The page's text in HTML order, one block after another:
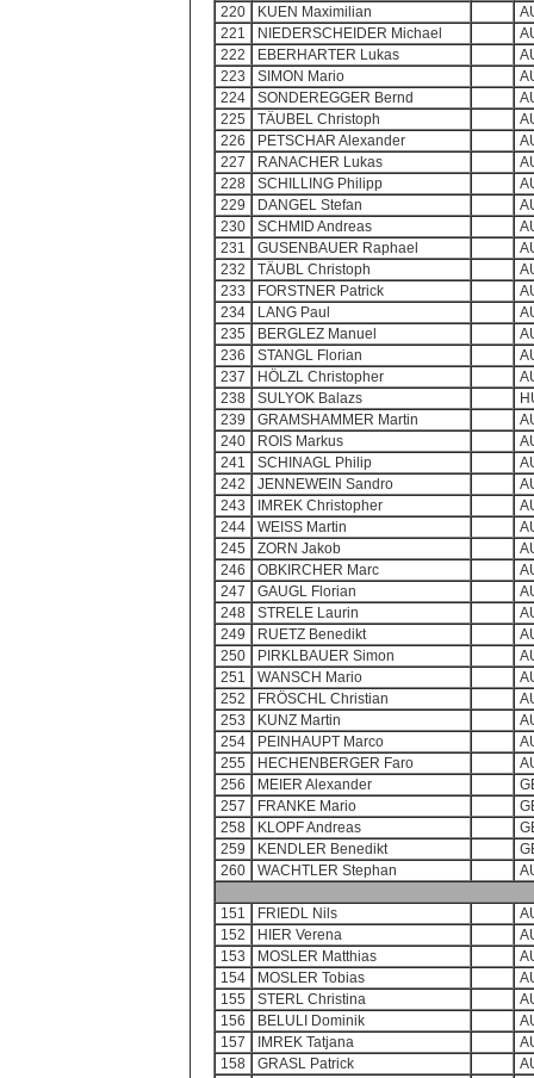
220
KUEN Maximilian
221
NIEDERSCHEIDER Michael
222
EBERHARTER Lukas
223
SIMON Mario
224
SONDEREGGER Bernd
225
TÄUBEL Christoph
226
PETSCHAR Alexander
227
RANACHER Lukas
228
SCHILLING Philipp
229
DANGEL Stefan
230
SCHMID Andreas
231
GUSENBAUER Raphael
232
TÄUBL Christoph
233
FORSTNER Patrick
234
LANG Paul
235
BERGLEZ Manuel
236
STANGL Florian
237
HÖLZL Christopher
238
SULYOK Balazs
239
GRAMSHAMMER Martin
240
ROIS Markus
241
SCHINAGL Philip
242
JENNEWEIN Sandro
243
IMREK Christopher
244
WEISS Martin
245
ZORN Jakob
246
OBKIRCHER Marc
247
GAUGL Florian
248
STRELE Laurin
249
RUETZ Benedikt
250
PIRKLBAUER Simon
251
WANSCH Mario
252
FRÖSCHL Christian
253
KUNZ Martin
254
PEINHAUPT Marco
255
HECHENBERGER Faro
256
MEIER Alexander
257
FRANKE Mario
258
KLOPF Andreas
259
KENDLER Benedikt
260
WACHTLER Stephan
151 FRIEDL Nils
152
HIER Verena
153
MOSLER Matthias
154
MOSLER Tobias
155
STERL Christina
156
BELULI Dominik
157
IMREK Tatjana
158
GRASL Patrick